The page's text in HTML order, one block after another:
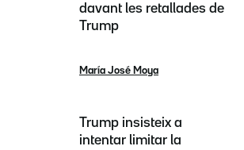
davant les retallades de
Trump
María José Moya
Trump insisteix a
intentar limitar la